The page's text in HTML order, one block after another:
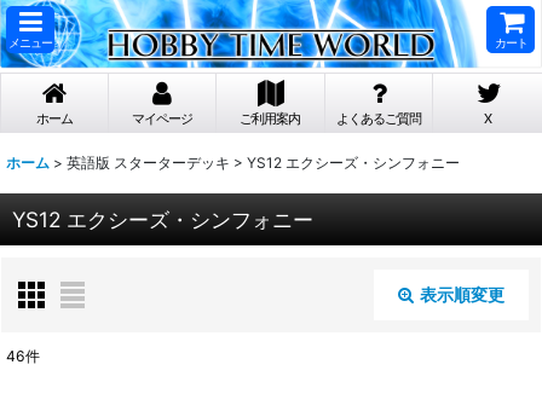
メニュー カート
ホーム マイページ ご利用案内 よくあるご質問 X
ホーム > 英語版 スターターデッキ > YS12 エクシーズ・シンフォニー
YS12 エクシーズ・シンフォニー
表示順変更
46件